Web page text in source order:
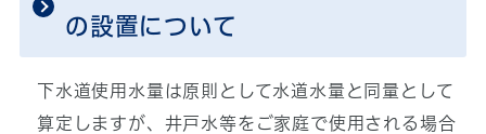
の設置について
下水道使用水量は原則として水道水量と同量として
算定しますが、井戸水等をご家庭で使用される場合